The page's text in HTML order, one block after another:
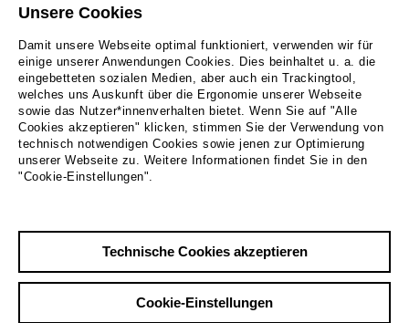
Kleid. |
Übersicht
Unsere Cookies
Damit unsere Webseite optimal funktioniert, verwenden wir für
einige unserer Anwendungen Cookies. Dies beinhaltet u. a. die
eingebetteten sozialen Medien, aber auch ein Trackingtool,
welches uns Auskunft über die Ergonomie unserer Webseite
sowie das Nutzer*innenverhalten bietet. Wenn Sie auf "Alle
Cookies akzeptieren" klicken, stimmen Sie der Verwendung von
technisch notwendigen Cookies sowie jenen zur Optimierung
unserer Webseite zu. Weitere Informationen findet Sie in den
"Cookie-Einstellungen".
Technische Cookies akzeptieren
Cookie-Einstellungen